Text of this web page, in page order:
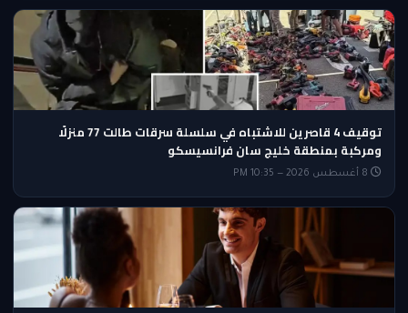
توقيف 4 قاصرين للاشتباه في سلسلة سرقات طالت 77 منزلًا
ومركبة بمنطقة خليج سان فرانسيسكو